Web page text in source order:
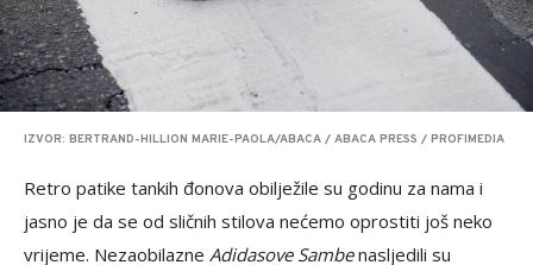
IZVOR: BERTRAND-HILLION MARIE-PAOLA/ABACA / ABACA PRESS / PROFIMEDIA
Retro patike tankih đonova obilježile su godinu za nama i
jasno je da se od sličnih stilova nećemo oprostiti još neko
vrijeme. Nezaobilazne Adidasove Sambenasljedili su